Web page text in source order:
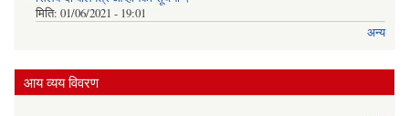
मिति: 01/06/2021 - 19:01
अन्य
आय व्यय विवरण